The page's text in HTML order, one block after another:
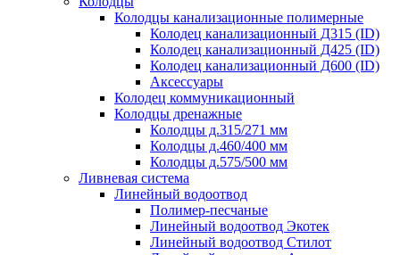
Колодцы канализационные полимерные
Колодец канализационный Д315 (ID)
Колодец канализационный Д425 (ID)
Колодец канализационный Д600 (ID)
Аксессуары
Колодец коммуникационный
Колодцы дренажные
Колодцы д.315/271 мм
Колодцы д.460/400 мм
Колодцы д.575/500 мм
Ливневая система
Линейный водоотвод
Полимер-песчаные
Линейный водоотвод Экотек
Линейный водоотвод Стилот